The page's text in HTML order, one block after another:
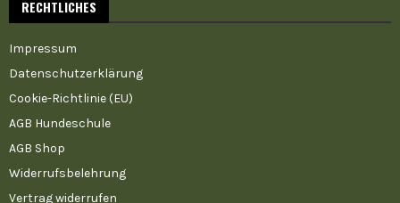
RECHTLICHES
Impressum
Datenschutzerklärung
Cookie-Richtlinie (EU)
AGB Hundeschule
AGB Shop
Widerrufsbelehrung
Vertrag widerrufen